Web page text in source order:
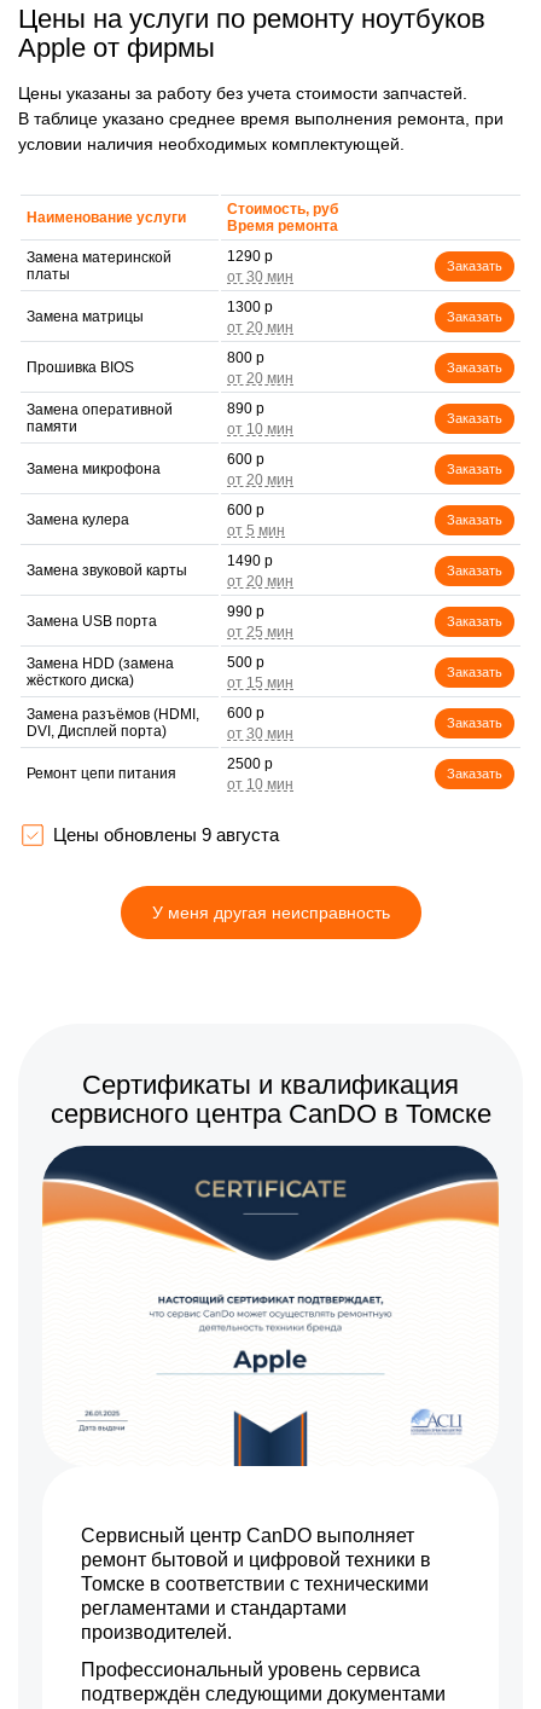
Цены на услуги по ремонту ноутбуков
Apple от фирмы
Цены указаны за работу без учета стоимости запчастей.
В таблице указано среднее время выполнения ремонта, при
условии наличия необходимых комплектующей.
Наименование услуги
Стоимость, руб
Время ремонта
Замена материнской
платы
1290 р
Заказать
Замена матрицы
1300 р
Заказать
Прошивка BIOS
800 р
Заказать
Замена оперативной
памяти
890 р
Заказать
Замена микрофона
600 р
Заказать
Замена кулера
600 р
Заказать
Замена звуковой карты
1490 р
Заказать
Замена USB порта
990 р
Заказать
Замена HDD (замена
жёсткого диска)
500 р
Заказать
Замена разъёмов (HDMI,
DVI, Дисплей порта)
600 р
Заказать
Ремонт цепи питания
2500 р
Заказать
Замена Wi-Fi
Замена аккумулятора
620 р
Windows
Заказать
Ремонт вебкамеры
750 р
Замена шлейфа Заказать
Ремонт южного моста Заказать
Замена разъема питания
500 р
990 р
Замена тачпада
990 р
Заказать
Замена видеокарты
2490 р
Цены обновлены 9 августа
У меня другая неисправность
Сертификаты и квалификация
сервисного центра CanDO в Томске
Сервисный центр CanDO выполняет
ремонт бытовой и цифровой техники в
Томске в соответствии с техническими
регламентами и стандартами
производителей.
Профессиональный уровень сервиса
подтверждён следующими документами